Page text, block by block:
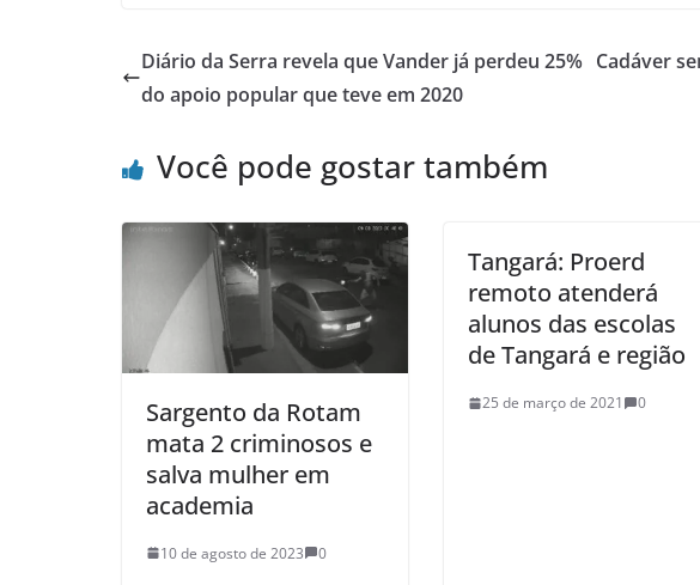
Diário da Serra revela que Vander já perdeu 25%
do apoio popular que teve em 2020
Cadáver
Você pode gostar também
Sargento da Rotam
mata 2 criminosos e
salva mulher em
academia
10 de agosto de 2023 0
Tangará: Proerd
remoto atenderá
alunos das escolas
de Tangará e região
25 de março de 2021 0